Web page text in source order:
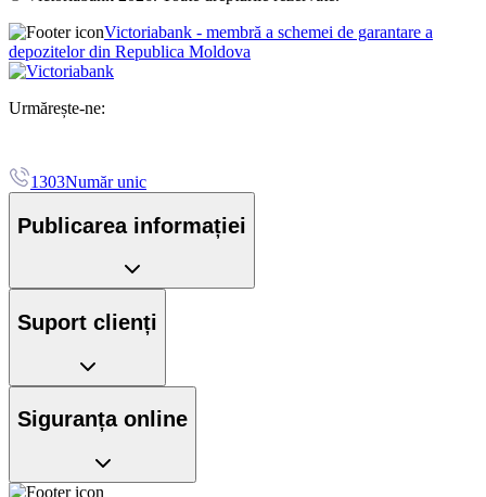
Victoriabank - membră a schemei de garantare a
depozitelor din Republica Moldova
Urmărește-ne:
1303Număr unic
Publicarea informației
Suport clienți
Siguranța online